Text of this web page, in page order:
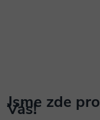
Jsme zde pro
Vás!